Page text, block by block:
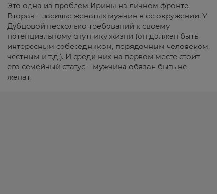
Это одна из проблем Ирины на личном фронте.
Вторая – засилье женатых мужчин в ее окружении. У
Дубцовой несколько требований к своему
потенциальному спутнику жизни (он должен быть
интересным собеседником, порядочным человеком,
честным и т.д.). И среди них на первом месте стоит
его семейный статус – мужчина обязан быть не
женат.